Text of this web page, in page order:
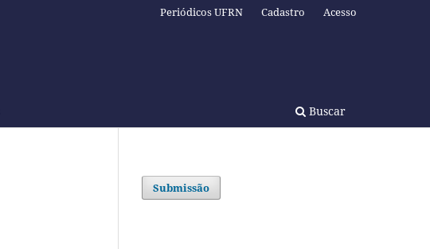
Buscar
Periódicos UFRN Cadastro Acesso
Submissão